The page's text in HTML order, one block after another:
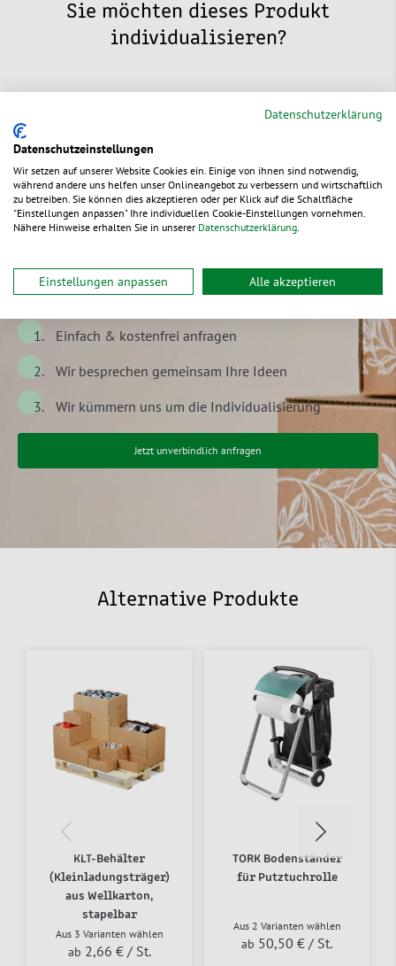
Sie möchten dieses Produkt
individualisieren?
Individuelle
Verpackungen
nach Ihren Wünschen und
Ideen
Einfach & kostenfrei anfragen
Wir besprechen gemeinsam Ihre Ideen
Wir kümmern uns um die Individualisierung
Jetzt unverbindlich anfragen
Alternative Produkte
KLT-Behälter
(Kleinladungsträger)
aus Wellkarton,
stapelbar
Aus 3 Varianten wählen
ab 2,66 € / St.
TORK Bodenständer
für Putztuchrolle
Aus 2 Varianten wählen
ab 50,50 € / St.
Datenschutzerklärung
Datenschutzeinstellungen
Wir setzen auf unserer Website Cookies ein. Einige von ihnen sind notwendig,
während andere uns helfen unser Onlineangebot zu verbessern und wirtschaftlich
zu betreiben. Sie können dies akzeptieren oder per Klick auf die Schaltfläche
"Einstellungen anpassen" Ihre individuellen Cookie-Einstellungen vornehmen.
Nähere Hinweise erhalten Sie in unserer Datenschutzerklärung.
Einstellungen anpassen Alle akzeptieren